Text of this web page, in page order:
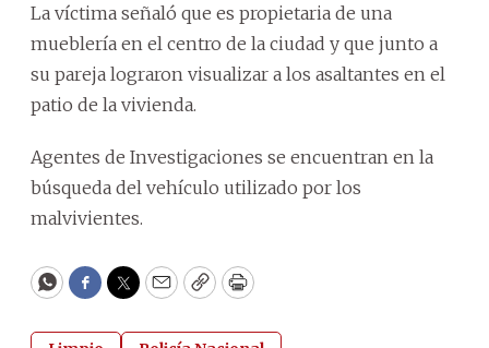
La víctima señaló que es propietaria de una
mueblería en el centro de la ciudad y que junto a
su pareja lograron visualizar a los asaltantes en el
patio de la vivienda.
Agentes de Investigaciones se encuentran en la
búsqueda del vehículo utilizado por los
malvivientes.
WhatsApp
Facebook
Twitter
EmailCopyPrint